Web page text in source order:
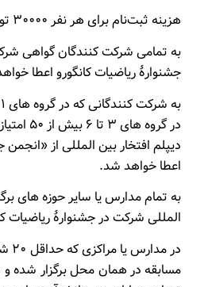
هزینه ثبت‌نام برای هر نفر ۳۰۰۰۰ تومان می‌باشد.
به تمامی شرکت کنندگان گواهی
جشنوارۀ ریاضیات کانگورو اعطا
در گروه
دیپلم افتخار بین المللی از
اعطا خواهد شد.
به تمام مدارس یا سایر حوزه های
المللی شرکت در جشنوارۀ ریاضیات